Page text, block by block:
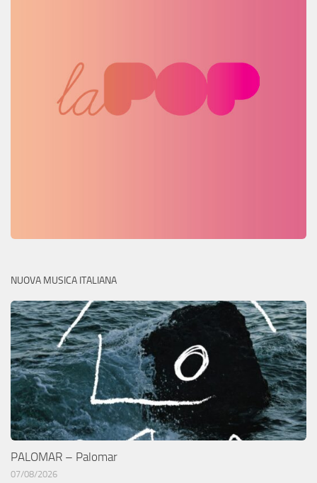
NUOVA MUSICA ITALIANA
PALOMAR – Palomar
07/08/2026